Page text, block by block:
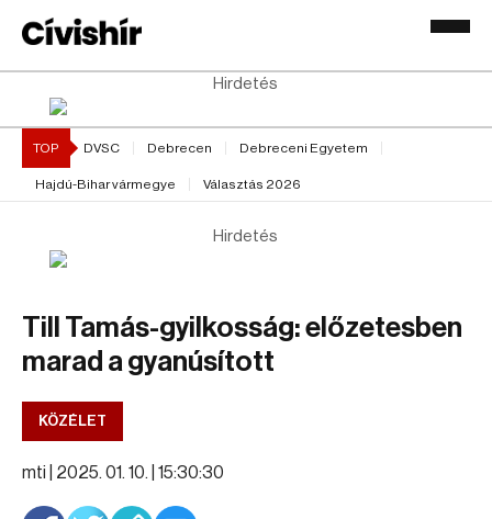
Hirdetés
TOP DVSC Debrecen Debreceni Egyetem
Hajdú-Bihar vármegye Választás 2026
Hirdetés
Till Tamás-gyilkosság: előzetesben
marad a gyanúsított
KÖZÉLET
mti | 2025. 01. 10. | 15:30:30